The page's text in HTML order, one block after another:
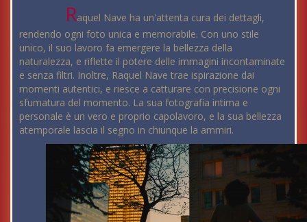
Raquel Nave ha un'attenta cura dei dettagli,
rendendo ogni foto unica e memorabile. Con uno stile
unico, il suo lavoro fa emergere la bellezza della
naturalezza, e riflette il potere delle immagini incontaminate
e senza filtri. Inoltre, Raquel Nave trae ispirazione dai
momenti autentici, e riesce a catturare con precisione ogni
sfumatura del momento. La sua fotografia intima e
personale è un vero e proprio capolavoro, e la sua bellezza
atemporale lascia il segno in chiunque la ammiri.